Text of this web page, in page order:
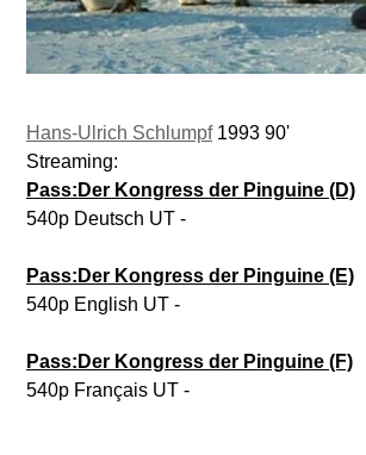
Hans-Ulrich Schlumpf1993 90'
Streaming:
Pass:Der Kongress der Pinguine (D)
540p Deutsch UT -
Pass:Der Kongress der Pinguine (E)
540p English UT -
Pass:Der Kongress der Pinguine (F)
540p Français UT -